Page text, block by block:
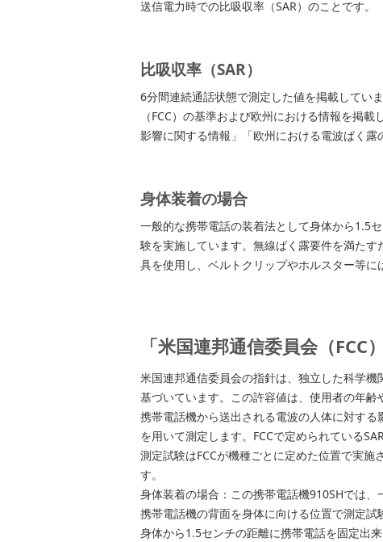
送信電力時での比吸収率（SAR）のことです。
比吸収率（SAR）
6分間連続通話状態で測定した値を掲載してい
（FCC）の基準および欧州における情報を掲
影響に関する情報」「欧州における電波ばく露
身体装着の場合
一般的な携帯電話の装着法として身体から1.5
験を実施しています。無線ばく露要件を満た
具を使用し、ベルトクリップやホルスター等に
「米国連邦通信委員会（
米国連邦通信委員会の指針は、独立した科学
基づいています。この許容値は、使用者の年齢
携帯電話機から送出される電波の人体に対す
を用いて測定します。FCCで定められている
測定試験はFCCが機種ごとに定めた位置で実
す。
身体装着の場合：この携帯電話機910SHでは
携帯電話機の背面を身体に向ける位置で測定試
身体から1.5センチの距離に携帯電話を固定出